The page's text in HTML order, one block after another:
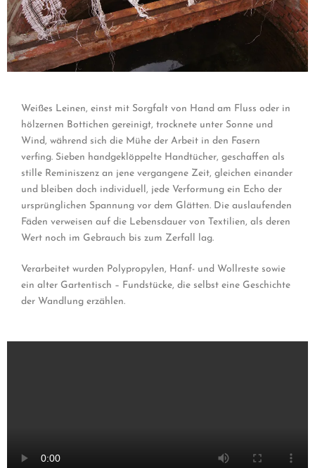
Weißes Leinen, einst mit Sorgfalt von Hand am Fluss oder in
hölzernen Bottichen gereinigt, trocknete unter Sonne und
Wind, während sich die Mühe der Arbeit in den Fasern
verfing. Sieben handgeklöppelte Handtücher, geschaffen als
stille Reminiszenz an jene vergangene Zeit, gleichen einander
und bleiben doch individuell, jede Verformung ein Echo der
ursprünglichen Spannung vor dem Glätten. Die auslaufenden
Fäden verweisen auf die Lebensdauer von Textilien, als deren
Wert noch im Gebrauch bis zum Zerfall lag.
Verarbeitet wurden Polypropylen, Hanf- und Wollreste sowie
ein alter Gartentisch – Fundstücke, die selbst eine Geschichte
der Wandlung erzählen.